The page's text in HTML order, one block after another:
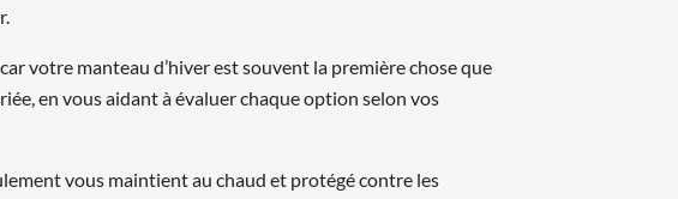
votre manteau d’hiver est souvent la première chose que
en vous aidant à évaluer chaque option selon vos
vous maintient au chaud et protégé contre les